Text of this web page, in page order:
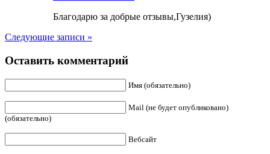
Благодарю за добрые отзывы,Гузелия)
Следующие записи »
Оставить комментарий
Имя (обязательно)
Mail (не будет опубликовано)
(обязательно)
Вебсайт